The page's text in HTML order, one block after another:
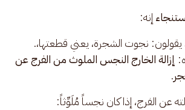
إنه:
يقولون: نجوت الشجرة، يعني قطعتها،.
إزالة الخارج النجس الملوث من الفرج عن
.
عن الفرج، إذا كان نجساً مُلَوِّثاً: